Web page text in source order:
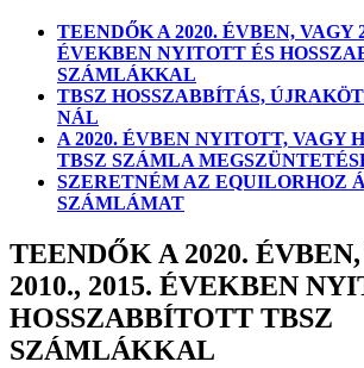
TEENDŐK A 2020. ÉVBEN, VAGY
ÉVEKBEN NYITOTT ÉS
SZÁMLÁKKAL
TBSZ HOSSZABBÍTÁS,
NÁL
A 2020. ÉVBEN NYITOTT, VAGY
TBSZ SZÁMLA
SZERETNÉM AZ EQUILORHOZ
SZÁMLÁMAT
TEENDŐK A 2020.
2010., 2015. ÉVEKBEN
HOSSZABBÍTOTT TBSZ
SZÁMLÁKKAL